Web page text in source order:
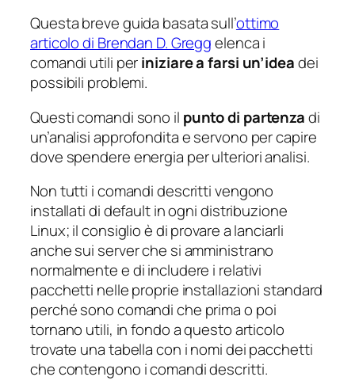
Questa breve guida basata sull’ottimo
articolo di Brendan D. Greggelenca i
comandi utili periniziare a farsi un’ideadei
possibili problemi.
Questi comandi sono il punto di partenzadi
un’analisi approfondita e servono per capire
dove spendere energia per ulteriori analisi.
Non tutti i comandi descritti vengono
installati di default in ogni distribuzione
Linux; il consiglio è di provare a lanciarli
anche sui server che si amministrano
normalmente e di includere i relativi
pacchetti nelle proprie installazioni standard
perché sono comandi che prima o poi
tornano utili, in fondo a questo articolo
trovate una tabella con i nomi dei pacchetti
che contengono i comandi descritti.